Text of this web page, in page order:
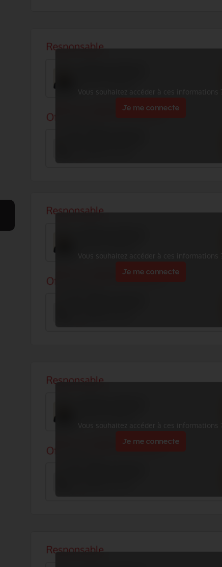
Vous souhaitez accéder à ces informations
Je me connecte
Vous souhaitez accéder à ces informations
Je me connecte
Vous souhaitez accéder à ces informations
Je me connecte